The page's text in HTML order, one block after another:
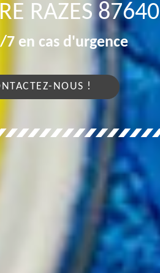
RAZES 87640
en cas d'urgence
NOUS !